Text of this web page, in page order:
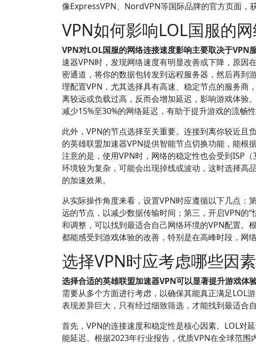
像ExpressVPN、NordVPN等国际品牌的官方页面，
VPN如何影响LOL国服的
VPN对LOL国服的网络连接速度影响主要取决于VPN
速器VPN时，发现网络速度有明显改善或下降，原因
密通道，将你的数据包转发到远程服务器，然后再到
理配置VPN，尤其选择具有高速、稳定节点的服务商
离较远或负载过高，反而会增加延迟，影响游戏体验
减少15%至30%的网络延迟，有助于提升游戏的流畅性
此外，VPN的节点选择至关重要。连接到离你较近且
的英雄联盟加速器VPN提供智能节点切换功能，能根
注意的是，使用VPN时，网络的稳定性也会受到ISP
环境较为复杂，可能会出现掉线或波动，这时选择高
的加速效果。
从实际操作角度来看，设置VPN时应遵循以下几点：
远的节点，以减少数据传输时间；第三，开启VPN的
和调整，可以找到最适合自己网络环境的VPN配置。
都能感受到游戏体验的改善，特别是在高峰时段，网
选择VPN时应考虑哪些因
选择合适的英雄联盟加速器VPN可以显著提升游戏体
需要从多个方面进行考虑，以确保其能真正满足LOL
表现差异巨大，只有经过细致筛选，才能找到最适合
首先，VPN的连接速度和稳定性是核心因素。LOL对
能延迟。根据2023年行业报告，优质VPN在全球范